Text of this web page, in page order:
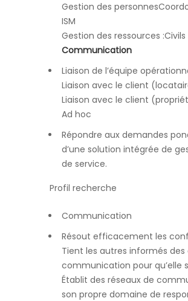
Gestion des
ISM
Gestion des ressources
Communication
Liaison de l’équipe
Liaison avec le client
Liaison avec le client
Ad hoc
Répondre aux demandes
d’une solution intégrée de
de service.
Profil recherche
Communication
Résout efficacement les
Tient les autres informés
communication pour qu’elle
Établit des réseaux de
son propre domaine de